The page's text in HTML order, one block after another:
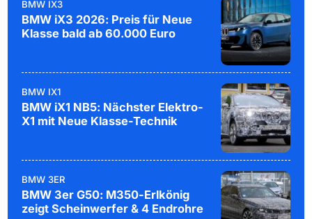
BMW IX3
BMW iX3 2026: Preis für Neue
Klasse bald ab 60.000 Euro
BMW IX1
BMW iX1 NB5: Nächster Elektro-
X1 mit Neue Klasse-Technik
BMW 3ER
BMW 3er G50: M350-Erlkönig
zeigt Scheinwerfer & 4 Endrohre